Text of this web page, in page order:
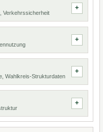
Verkehrssicherheit
Wahlkreis-Strukturdaten